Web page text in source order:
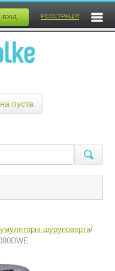
ВХІД РЕЄСТРАЦІЯ
пуста
шуруповерти/